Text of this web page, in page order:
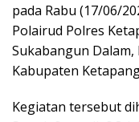
pada Rabu (17/06/
Polairud Polres
Sukabangun Dalam,
Kabupaten
Kegiatan tersebut